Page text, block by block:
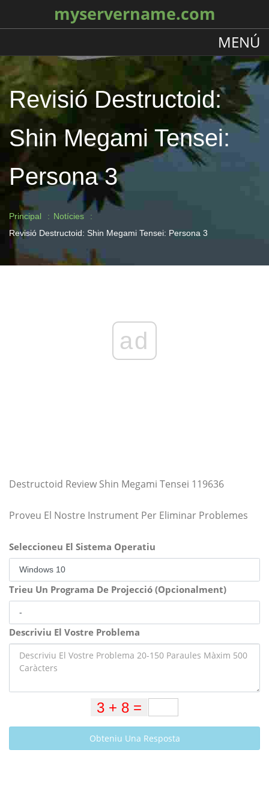
myservername.com
MENÚ
Revisió Destructoid:
Shin Megami Tensei:
Persona 3
Principal
Notícies
Revisió Destructoid: Shin Megami Tensei: Persona 3
ad
Destructoid Review Shin Megami Tensei 119636
Proveu El Nostre Instrument Per Eliminar Problemes
Seleccioneu El Sistema Operatiu
Trieu Un Programa De Projecció (Opcionalment)
Descriviu El Vostre Problema
Obteniu Una Resposta